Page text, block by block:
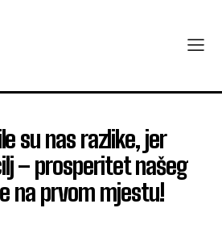
su nas razlike, jer
– prosperitet našeg
na prvom mjestu!